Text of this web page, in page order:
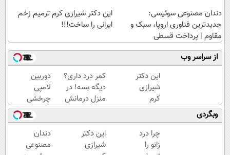
دندان مصنوعی سوئیسی:
جدیدترین فناوری اروپا، سبک و
مقاوم | پرداخت قسطی
این دکتر شیرازی کرم ترمیم زخم
ایرانی را ساخت!!!
از سراسر وب
این دکتر
شیرازی
کرم
ترمیم
زخم
ایرانی را
ساخت!!!
کمر درد داری؟
دیگه بسه! در
منزل درمانش
کن
(◀پرسش‌نامه)
دوربین
لامپی
چرخشی
360
درجه
فقط
امروز
وبگردی
چرا درد
زانو را
این دکتر
شیرازی
دندان
مصنوعی